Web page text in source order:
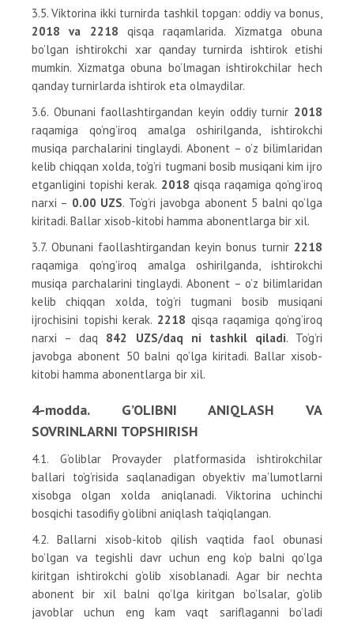
3.5. Viktorina ikki turnirda tashkil topgan: oddiy va bonus,
2018 va 2218 qisqa raqamlarida. Xizmatga obuna
bo’lgan ishtirokchi xar qanday turnirda ishtirok etishi
mumkin. Xizmatga obuna bo’lmagan ishtirokchilar hech
qanday turnirlarda ishtirok eta olmaydilar.
3.6. Obunani faollashtirgandan keyin oddiy turnir 2018
raqamiga qo’ng’iroq amalga oshirilganda, ishtirokchi
musiqa parchalarini tinglaydi. Abonent – o’z bilimlaridan
kelib chiqqan xolda, to’g’ri tugmani bosib musiqani kim ijro
etganligini topishi kerak. 2018 qisqa raqamiga qo’ng’iroq
narxi – 0.00 UZS. To’g’ri javobga abonent 5 balni qo’lga
kiritadi. Ballar xisob-kitobi hamma abonentlarga bir xil.
3.7. Obunani faollashtirgandan keyin bonus turnir 2218
raqamiga qo’ng’iroq amalga oshirilganda, ishtirokchi
musiqa parchalarini tinglaydi. Abonent – o’z bilimlaridan
kelib chiqqan xolda, to’g’ri tugmani bosib musiqani
ijrochisini topishi kerak. 2218 qisqa raqamiga qo’ng’iroq
narxi – daq 842 UZS/daq ni tashkil qiladi. To’g’ri
javobga abonent 50 balni qo’lga kiritadi. Ballar xisob-
kitobi hamma abonentlarga bir xil.
4-modda. G’OLIBNI ANIQLASH VA
SOVRINLARNI TOPSHIRISH
4.1. G’oliblar Provayder platformasida ishtirokchilar
ballari to’g’risida saqlanadigan obyektiv ma’lumotlarni
xisobga olgan xolda aniqlanadi. Viktorina uchinchi
bosqichi tasodifiy g’olibni aniqlash ta’qiqlangan.
4.2. Ballarni xisob-kitob qilish vaqtida faol obunasi
bo’lgan va tegishli davr uchun eng ko’p balni qo’lga
kiritgan ishtirokchi g’olib xisoblanadi. Agar bir nechta
abonent bir xil balni qo’lga kiritgan bo’lsalar, g’olib
javoblar uchun eng kam vaqt sariflaganni bo’ladi